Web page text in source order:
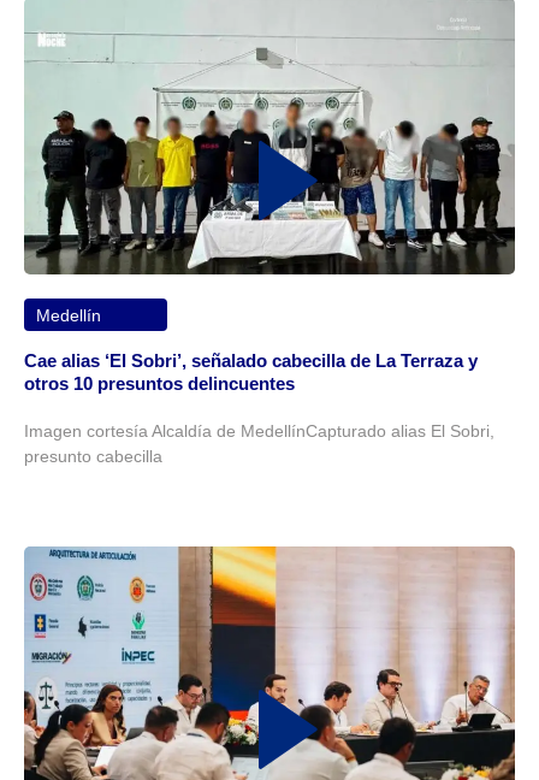
Medellín
Cae alias ‘El Sobri’, señalado cabecilla de La Terraza y
otros 10 presuntos delincuentes
Imagen cortesía Alcaldía de MedellínCapturado alias El Sobri,
presunto cabecilla